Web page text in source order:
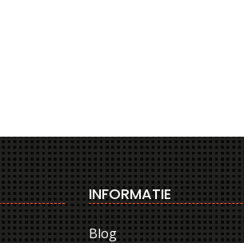
INFORMATIE
Blog